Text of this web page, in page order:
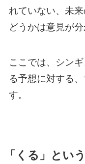
れていない、未
どうかは意見が分
ここでは、シン
る予想に対する
す。
「くる」とい